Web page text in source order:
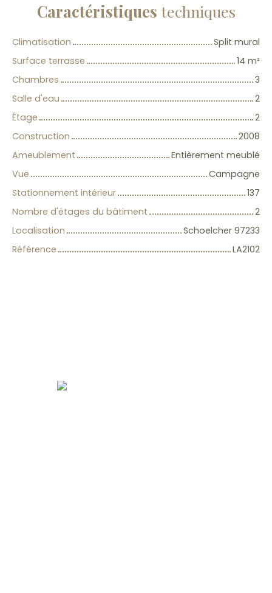
Caractéristiques techniques
Climatisation
Split mural
Surface terrasse
14 m²
Chambres
3
Salle d'eau
2
Étage
2
Construction
2008
Ameublement
Entièrement meublé
Vue
Campagne
Stationnement intérieur
137
Nombre d'étages du bâtiment
2
Localisation
Schoelcher 97233
Référence
LA2102